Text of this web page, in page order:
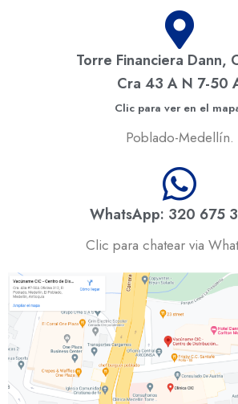
Torre Financiera Dann,
Cra 43 A N 7-50
Clic para ver en el
Poblado-Medellín.
WhatsApp: 320 675
Clic para chatear via